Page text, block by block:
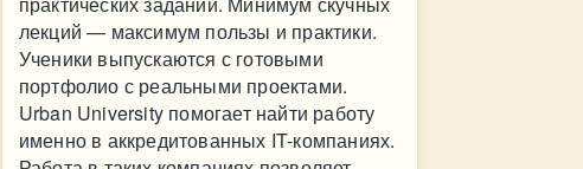
лекций — максимум пользы и практики.
Ученики выпускаются с готовыми
портфолио с реальными проектами.
Urban University помогает найти работу
именно в аккредитованных IT-компаниях.